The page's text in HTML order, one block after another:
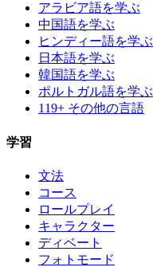
アラビア語を学ぶ
中国語を学ぶ
ヒンディー語を学ぶ
日本語を学ぶ
韓国語を学ぶ
ポルトガル語を学ぶ
119+ その他の言語
学習
文法
コース
ロールプレイ
キャラクター
ディベート
フォトモード